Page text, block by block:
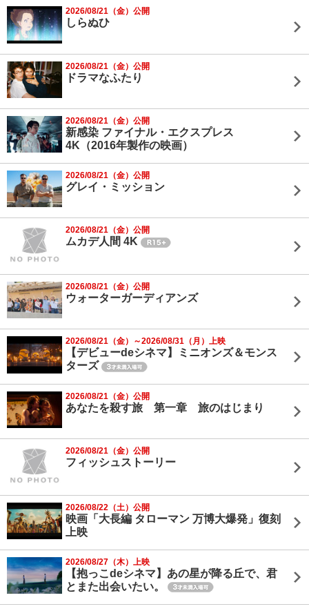
2026/08/21（金）公開
しらぬひ
2026/08/21（金）公開
ドラマなふたり
2026/08/21（金）公開
新感染 ファイナル・エクスプレス
4K（2016年製作の映画）
2026/08/21（金）公開
グレイ・ミッション
2026/08/21（金）公開
ムカデ人間 4K
2026/08/21（金）公開
ウォーターガーディアンズ
2026/08/21（金）～2026/08/31（月）上映
【デビューdeシネマ】ミニオンズ＆モンス
ターズ
2026/08/21（金）公開
あなたを殺す旅 第一章 旅のはじまり
2026/08/21（金）公開
フィッシュストーリー
2026/08/22（土）公開
映画「大長編 タローマン 万博大爆発」復刻
上映
2026/08/27（木）上映
【抱っこdeシネマ】あの星が降る丘で、君
とまた出会いたい。